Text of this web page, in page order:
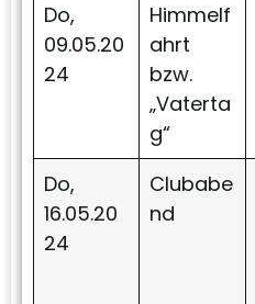
Do,
09.05.20
24
Himmelf
ahrt
bzw.
„Vaterta
g“
Do,
16.05.20
24
Clubabe
nd